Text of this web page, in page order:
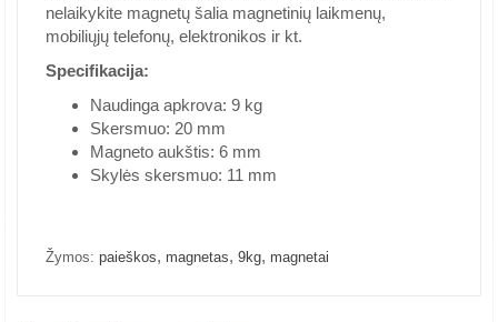
nelaikykite magnetų šalia magnetinių laikmenų,
mobiliųjų telefonų, elektronikos ir kt.
Specifikacija:
Naudinga apkrova: 9 kg
Skersmuo: 20 mm
Magneto aukštis: 6 mm
Skylės skersmuo: 11 mm
Žymos: paieškos, magnetas, 9kg, magnetai